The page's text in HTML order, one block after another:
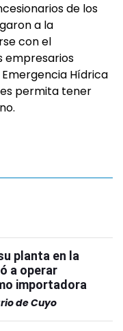
de los
a la
con el
empresarios
Hídrica
permita tener
planta en la
a operar
importadora
de Cuyo